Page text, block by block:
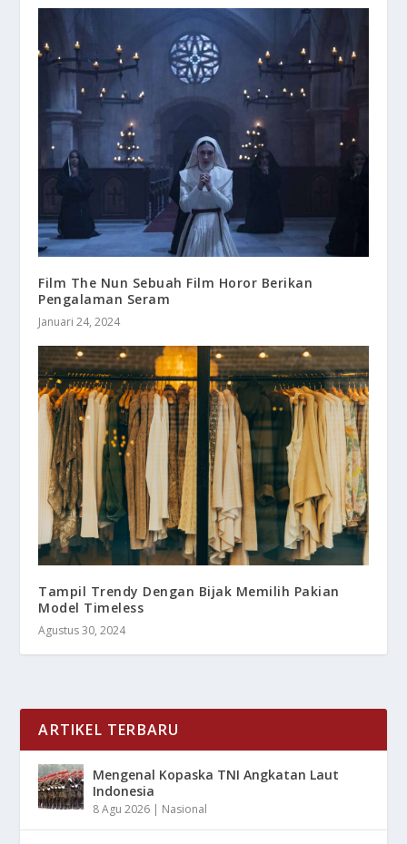
Film The Nun Sebuah Film Horor Berikan
Pengalaman Seram
Januari 24, 2024
Tampil Trendy Dengan Bijak Memilih Pakian
Model Timeless
Agustus 30, 2024
ARTIKEL TERBARU
Mengenal Kopaska TNI Angkatan Laut
Indonesia
8 Agu 2026 | Nasional